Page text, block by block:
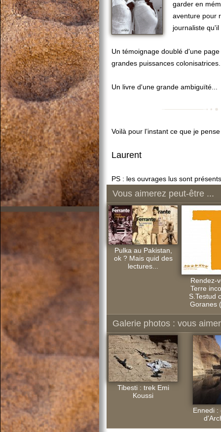
garder en
aventure pour
journaliste
Un témoignage doublé d'une
grandes puissances colonisatrices.
Un livre d'une grande ambiguïté...
Voilà pour l’instant ce que je
Laurent
PS : les ouvrages lus sont
Vous aimerez peut-être ...
Pulka au Pakistan,
ok ? Mais quid des
lectures...
Rendez-
Terre
S.Testud
Goranes
Galerie photos : vous
Tibesti : trek Emi
Koussi
Ennedi :